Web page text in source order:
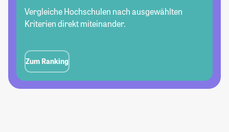
Vergleiche Hochschulen nach ausgewählten
Kriterien direkt miteinander.
Zum Ranking